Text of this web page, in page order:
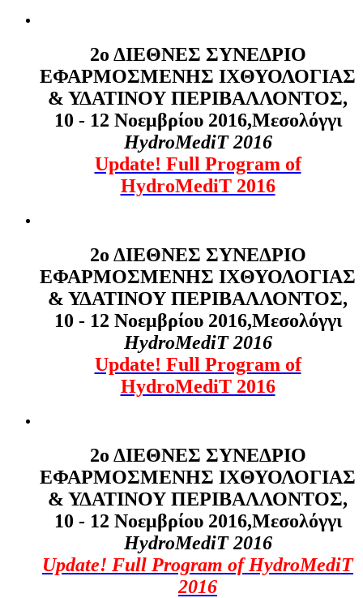
2ο ΔΙΕΘΝΕΣ ΣΥΝΕΔΡΙΟ
ΕΦΑΡΜΟΣΜΕΝΗΣ ΙΧΘΥΟΛΟΓΙΑΣ
& ΥΔΑΤΙΝΟΥ ΠΕΡΙΒΑΛΛΟΝΤΟΣ,
10 - 12 Νοεμβρίου 2016,Μεσολόγγι
HydroMediT2016
Update! Full Program of
HydroMediT 2016
2ο ΔΙΕΘΝΕΣ ΣΥΝΕΔΡΙΟ
ΕΦΑΡΜΟΣΜΕΝΗΣ ΙΧΘΥΟΛΟΓΙΑΣ
& ΥΔΑΤΙΝΟΥ ΠΕΡΙΒΑΛΛΟΝΤΟΣ,
10 - 12 Νοεμβρίου 2016,Μεσολόγγι
HydroMediT2016
Update! Full Program of
HydroMediT 2016
2ο ΔΙΕΘΝΕΣ ΣΥΝΕΔΡΙΟ
ΕΦΑΡΜΟΣΜΕΝΗΣ ΙΧΘΥΟΛΟΓΙΑΣ
& ΥΔΑΤΙΝΟΥ ΠΕΡΙΒΑΛΛΟΝΤΟΣ,
10 - 12 Νοεμβρίου 2016,Μεσολόγγι
HydroMediT2016
Update! Full Program of HydroMediT
2016